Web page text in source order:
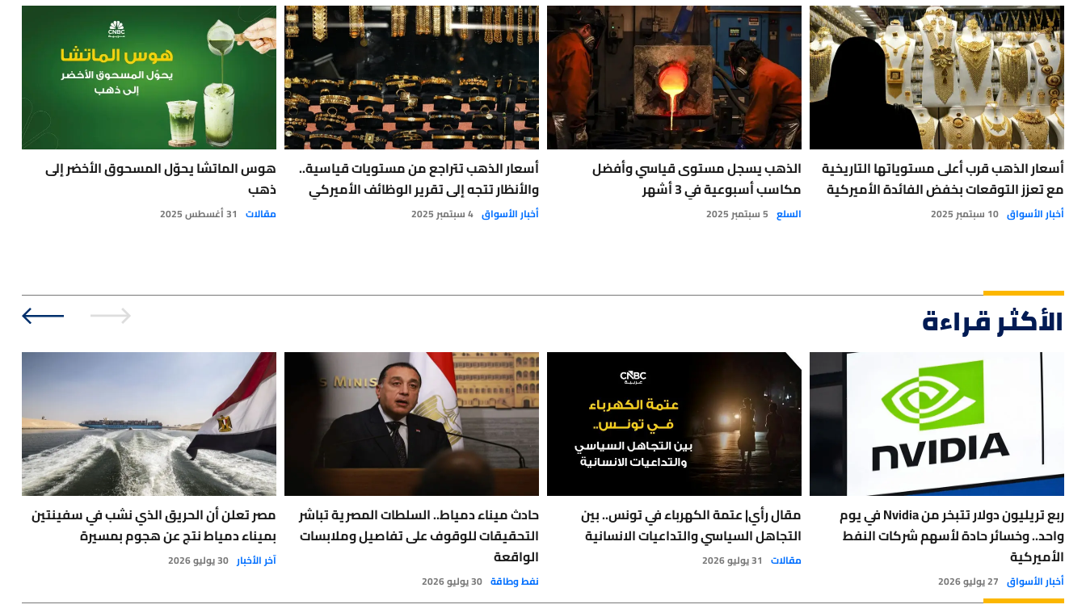
أسعار الذهب قرب أعلى مستوياتها التاريخية
مع تعزز التوقعات بخفض الفائدة الأميركية
أخبار الأسواق 10 سبتمبر 2025
الذهب يسجل مستوى قياسي وأفضل
مكاسب أسبوعية في 3 أشهر
السلع 5 سبتمبر 2025
أسعار الذهب تتراجع من مستويات قياسية..
والأنظار تتجه إلى تقرير الوظائف الأميركي
أخبار الأسواق 4 سبتمبر 2025
هوس الماتشا يحوّل المسحوق الأخضر إلى
ذهب
مقالات 31 أغسطس 2025
الأكثر قراءة
ربع تريليون دولار تتبخر من Nvidia في يوم
واحد.. وخسائر حادة لأسهم شركات النفط
الأميركية
أخبار الأسواق 27 يوليو 2026
مقال رأي| عتمة الكهرباء في تونس.. بين
التجاهل السياسي والتداعيات الانسانية
مقالات 31 يوليو 2026
حادث ميناء دمياط.. السلطات المصرية تباشر
التحقيقات للوقوف على تفاصيل وملابسات
الواقعة
نفط وطاقة 30 يوليو 2026
مصر تعلن أن الحريق الذي نشب في سفينتين
بميناء دمياط نتج عن هجوم بمسيرة
آخر الأخبار 30 يوليو 2026